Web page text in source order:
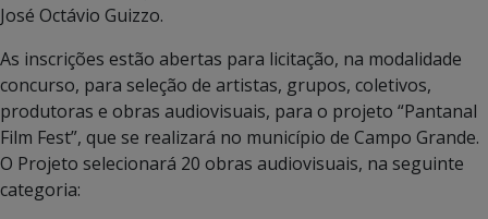
José Octávio Guizzo.
As inscrições estão abertas para licitação, na modalidade
concurso, para seleção de artistas, grupos, coletivos,
produtoras e obras audiovisuais, para o projeto “Pantanal
Film Fest”, que se realizará no município de Campo Grande.
O Projeto selecionará 20 obras audiovisuais, na seguinte
categoria: